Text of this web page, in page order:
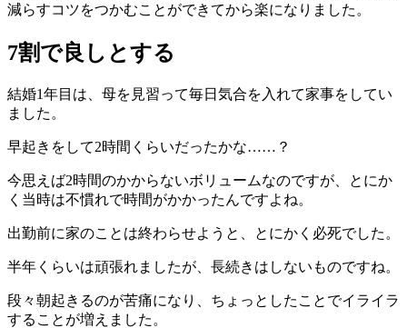
減らすコツをつかむことができてから楽になりました。
7割で良しとする
結婚1年目は、母を見習って毎日気合を入れて家事をしてい
ました。
早起きをして2時間くらいだったかな……？
今思えば2時間のかからないボリュームなのですが、とにか
く当時は不慣れで時間がかかったんですよね。
出勤前に家のことは終わらせようと、とにかく必死でした。
半年くらいは頑張れましたが、長続きはしないものですね。
段々朝起きるのが苦痛になり、ちょっとしたことでイライラ
することが増えました。